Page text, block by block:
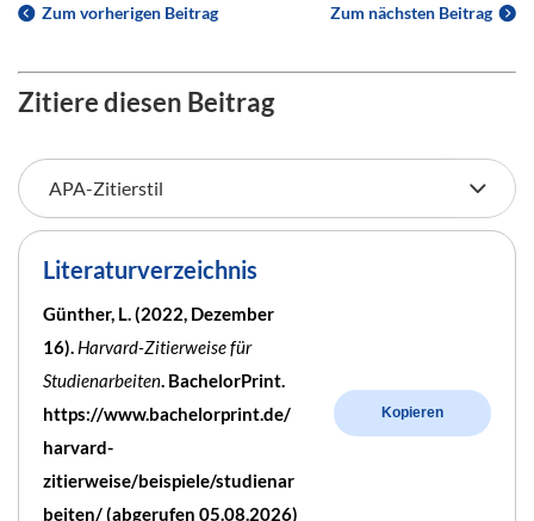
Zum vorherigen Beitrag Zum nächsten Beitrag
Zitiere diesen Beitrag
Literaturverzeichnis
Günther, L. (2022, Dezember
16). Harvard-Zitierweise für
Studienarbeiten. BachelorPrint.
https://www.bachelorprint.de/
harvard-
zitierweise/beispiele/studienar
beiten/ (abgerufen 05.08.2026)
Kopieren